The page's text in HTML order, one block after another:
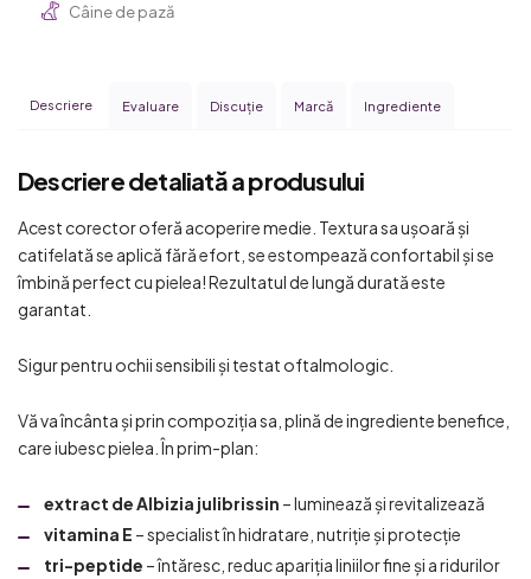
Câine de pază
Descriere Evaluare Discuţie Marcă Ingrediente
Descriere detaliată a produsului
Acest corector oferă acoperire medie. Textura sa ușoară și
catifelată se aplică fără efort, se estompează confortabil și se
îmbină perfect cu pielea! Rezultatul de lungă durată este
garantat.
Sigur pentru ochii sensibili și testat oftalmologic.
Vă va încânta și prin compoziția sa, plină de ingrediente benefice,
care iubesc pielea. În prim-plan:
extract de Albizia julibrissin – luminează și revitalizează
vitamina E – specialist în hidratare, nutriție și protecție
tri-peptide – întăresc, reduc apariția liniilor fine și a ridurilor